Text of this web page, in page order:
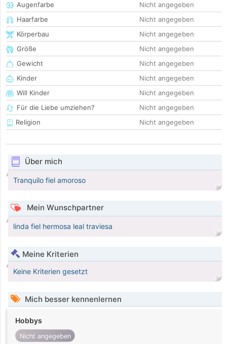
Augenfarbe
Nicht angegeben
Haarfarbe
Nicht angegeben
Körperbau
Nicht angegeben
Größe
Nicht angegeben
Gewicht
Nicht angegeben
Kinder
Nicht angegeben
Will Kinder
Nicht angegeben
Für die Liebe umziehen?
Nicht angegeben
Religion
Nicht angegeben
Über mich
Tranquilo fiel amoroso
Mein Wunschpartner
linda fiel hermosa leal traviesa
Meine Kriterien
Keine Kriterien gesetzt
Mich besser kennenlernen
Hobbys
Nicht angegeben